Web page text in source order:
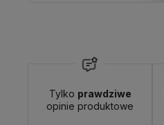
Tylko prawdziwe
opinie produktowe